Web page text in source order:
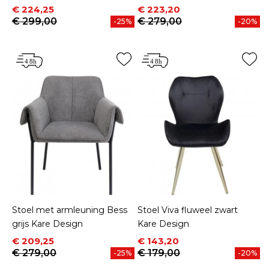
Prijs
€ 224,25
Normale prijs
€ 299,00
-25%
Prijs
€ 223,20
Normale prijs
€ 279,00
-20%
Stoel met armleuning Bess
grijs Kare Design
Prijs
€ 209,25
Normale prijs
€ 279,00
-25%
Stoel Viva fluweel zwart
Kare Design
Prijs
€ 143,20
Normale prijs
€ 179,00
-20%